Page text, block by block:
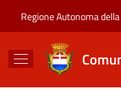
Regione Autonoma